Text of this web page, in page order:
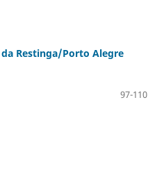
Restinga/Porto Alegre
97-110